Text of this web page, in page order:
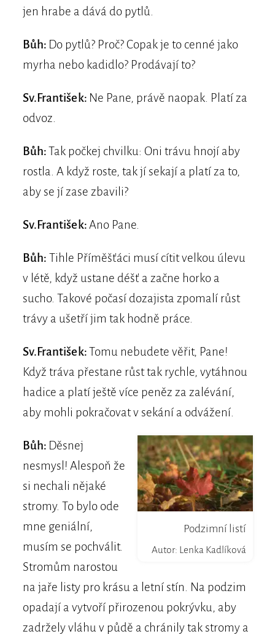
jen hrabe a dává do pytlů.
Bůh: Do pytlů? Proč? Copak je to cenné jako
myrha nebo kadidlo? Prodávají to?
Sv.František: Ne Pane, právě naopak. Platí za
odvoz.
Bůh:Tak počkej chvilku: Oni trávu hnojí aby
rostla. A když roste, tak jí sekají a platí za to,
aby se jí zase zbavili?
Sv.František:Ano Pane.
Bůh: Tihle Příměšťáci musí cítit velkou úlevu
v létě, když ustane déšť a začne horko a
sucho. Takové počasí dozajista zpomalí růst
trávy a ušetří jim tak hodně práce.
Sv.František:Tomu nebudete věřit, Pane!
Když tráva přestane růst tak rychle, vytáhnou
hadice a platí ještě více peněz za zalévání,
aby mohli pokračovat v sekání a odvážení.
Podzimní listí
Autor: Lenka Kadlíková
Bůh: Děsnej
nesmysl! Alespoň že
si nechali nějaké
stromy. To bylo ode
mne geniální,
musím se pochválit.
Stromům narostou
na jaře listy pro krásu a letní stín. Na podzim
opadají a vytvoří přirozenou pokrývku, aby
zadržely vláhu v půdě a chránily tak stromy a